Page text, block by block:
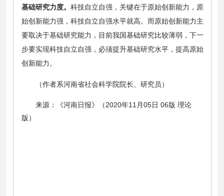
基础研究力度。 科技自立自强，关键在于原始创新能力，原
始创新能力强，科技自立自强水平就高。而原始创新能力主
要取决于基础研究能力，目前我国基础研究比较薄弱，下一
步要实现科技自立自强，必须提升基础研究水平，提高原始
创新能力。
（作者系河南省社会科学院院长、研究员）
来源：
《河南日报》（2020年11月05日 06版 理论
版）